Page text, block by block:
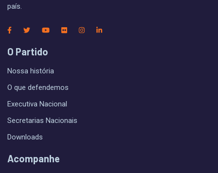
país.
O Partido
Nossa história
O que defendemos
Executiva Nacional
Secretarias Nacionais
Downloads
Acompanhe